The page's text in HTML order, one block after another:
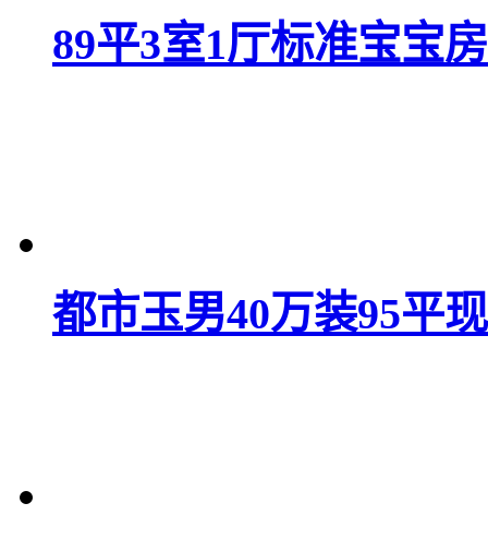
89平3室1厅标准宝宝房
都市玉男40万装95平